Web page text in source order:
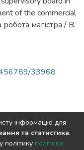
of the commercial
магістра / В.
33968
інформацію для
та статистика.
політику політика